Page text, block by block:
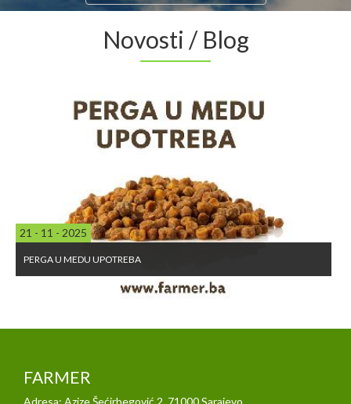
Novosti / Blog
21 - 11 - 2025
PERGA U MEDU UPOTREBA
FARMER